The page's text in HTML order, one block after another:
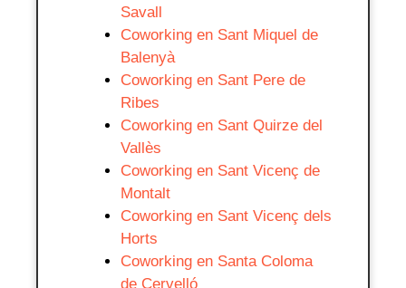
Savall
Coworking en Sant Miquel de
Balenyà
Coworking en Sant Pere de
Ribes
Coworking en Sant Quirze del
Vallès
Coworking en Sant Vicenç de
Montalt
Coworking en Sant Vicenç dels
Horts
Coworking en Santa Coloma
de Cervelló